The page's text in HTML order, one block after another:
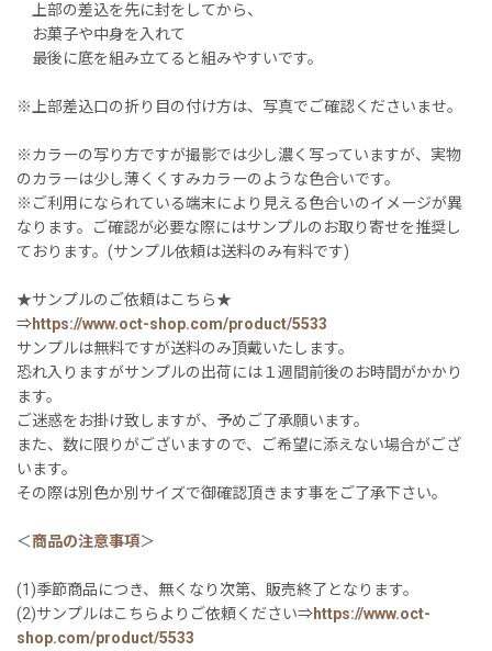
上部の差込を先に封をしてから、
お菓子や中身を入れて
最後に底を組み立てると組みやすいです。
※上部差込口の折り目の付け方は、写真でご確認くださいませ。
※カラーの写り方ですが撮影では少し濃く写っていますが、実物
のカラーは少し薄くくすみカラーのような色合いです。
※ご利用になられている端末により見える色合いのイメージが異
なります。ご確認が必要な際にはサンプルのお取り寄せを推奨し
ております。(サンプル依頼は送料のみ有料です)
★サンプルのご依頼はこちら★
⇒https://www.oct-shop.com/product/5533
サンプルは無料ですが送料のみ頂戴いたします。
恐れ入りますがサンプルの出荷には１週間前後のお時間がかかり
ます。
ご迷惑をお掛け致しますが、予めご了承願います。
また、数に限りがございますので、ご希望に添えない場合がござ
います。
その際は別色か別サイズで御確認頂きます事をご了承下さい。
＜商品の注意事項＞
(1)季節商品につき、無くなり次第、販売終了となります。
(2)サンプルはこちらよりご依頼ください⇒https://www.oct-
shop.com/product/5533